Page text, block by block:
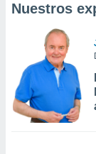
Nuestros